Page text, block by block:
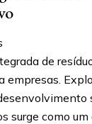
de
surge como